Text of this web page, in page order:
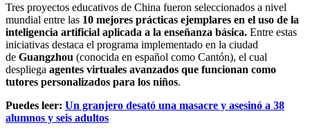
Tres proyectos educativos de China fueron seleccionados a nivel
mundial entre las 10 mejores prácticas ejemplares en el uso de la
inteligencia artificial aplicada a la enseñanza básica. Entre estas
iniciativas destaca el programa implementado en la ciudad
de Guangzhou (conocida en español como Cantón), el cual
despliega agentes virtuales avanzados que funcionan como
tutores personalizados para los niños.
Puedes leer: Un granjero desató una masacre y asesinó a 38
alumnos y seis adultos